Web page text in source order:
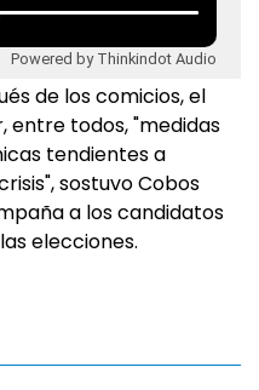
Powered by Thinkindot Audio
de los comicios, el
entre todos, "medidas
tendientes a
sostuvo Cobos
a los candidatos
elecciones.